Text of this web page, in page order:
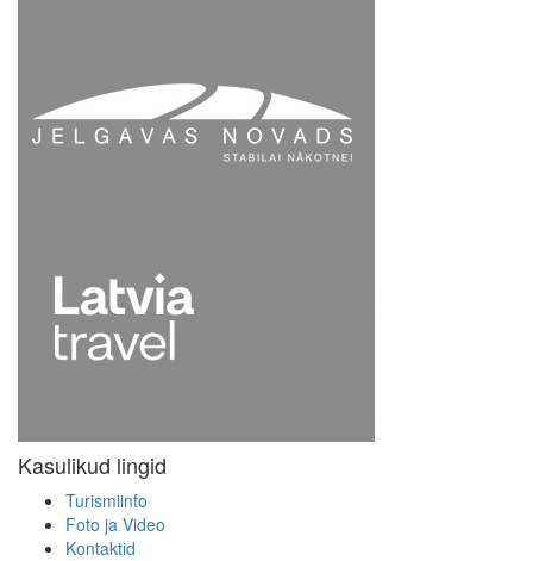
Kasulikud lingid
Turismiinfo
Foto ja Video
Kontaktid